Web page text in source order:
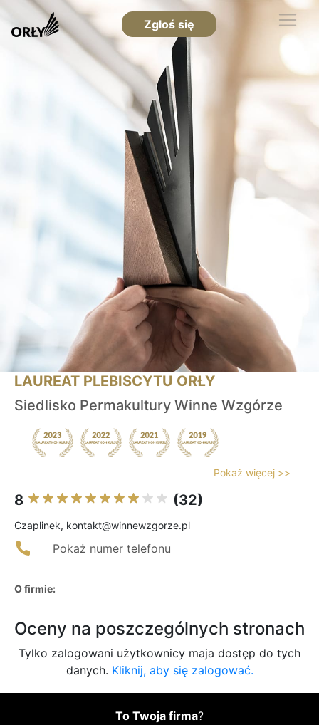
Zgłoś się
LAUREAT PLEBISCYTU ORŁY
Siedlisko Permakultury Winne Wzgórze
Pokaż więcej >>
8 (32)
Czaplinek, kontakt@winnewzgorze.pl
Pokaż numer telefonu
O firmie:
Oceny na poszczególnych stronach
Tylko zalogowani użytkownicy maja dostęp do tych
danych. Kliknij, aby się zalogować.
To Twoja firma?